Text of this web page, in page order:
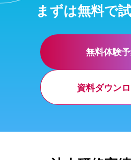
まずは無料で
無料体験
資料ダウン